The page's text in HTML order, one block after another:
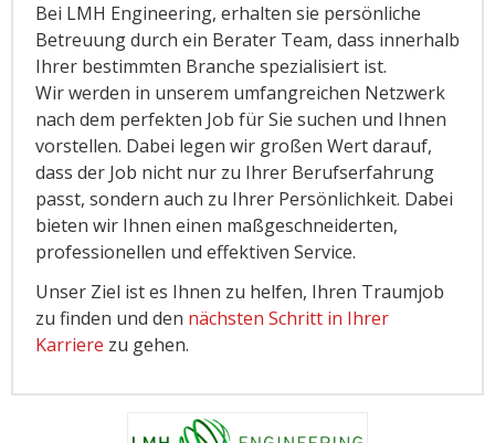
Bei LMH Engineering, erhalten sie persönliche
Betreuung durch ein Berater Team, dass innerhalb
Ihrer bestimmten Branche spezialisiert ist.
Wir werden in unserem umfangreichen Netzwerk
nach dem perfekten Job für Sie suchen und Ihnen
vorstellen. Dabei legen wir großen Wert darauf,
dass der Job nicht nur zu Ihrer Berufserfahrung
passt, sondern auch zu Ihrer Persönlichkeit. Dabei
bieten wir Ihnen einen maßgeschneiderten,
professionellen und effektiven Service.
Unser Ziel ist es Ihnen zu helfen, Ihren Traumjob
zu finden und den nächsten Schritt in Ihrer
Karriere zu gehen.